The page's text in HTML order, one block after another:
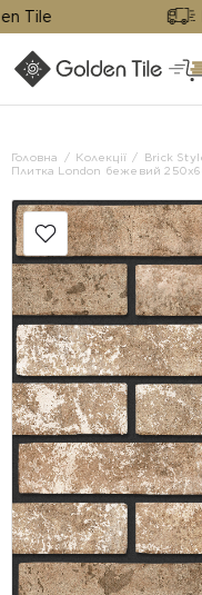
Головна Колекції Brick
Плитка London бежевий